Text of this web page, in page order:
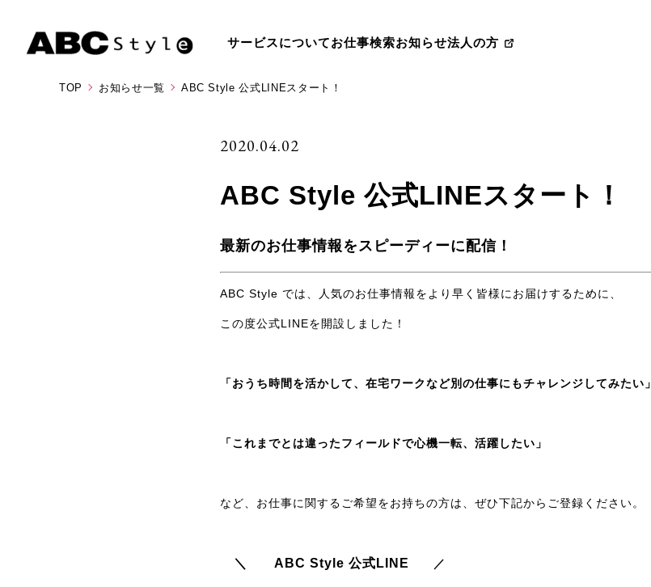
サービスについてお仕事検索お知らせ法人の方
TOP お知らせ一覧 ABC Style 公式LINEスタート！
2020.04.02
ABC Style 公式LINEスタート！
最新のお仕事情報をスピーディーに配信！
ABC Style では、人気のお仕事情報をより早く皆様にお届けするために、
この度公式LINEを開設しました！
「おうち時間を活かして、在宅ワークなど別の仕事にもチャレンジしてみたい」
「これまでとは違ったフィールドで心機一転、活躍したい」
など、お仕事に関するご希望をお持ちの方は、ぜひ下記からご登録ください。
＼ ABC Style 公式LINE ／